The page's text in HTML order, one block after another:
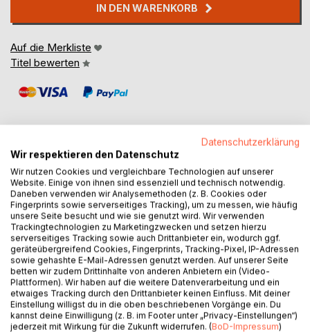
IN DEN WARENKORB
Auf die Merkliste
Titel bewerten
BESCHREIBUNG
Nicht die große Welt des 1.Weltkriegs steht im Brennpunkt.
Es sind Einzelschicksale und -beobachtungen, die unter
der Gegenwart des Krieges im Mittelpunkt stehen, die
individuellen Sorgen und Freuden, die der kleinen Welt des
Dorfes Schwebheim in Mainfranken und die seiner
Menschen. Diesen Krieg sieht man zunächst gar nicht als
Bedrohung. Fast kommt er wie eine Erlösung, wird freudig
begrüßt. Gott steht ja auf unserer Seite und so muß der
Sieg unser sein. "Das Abitur wird mir auf den Buckel
Datenschutzerklärung
Wir respektieren den Datenschutz
Wir nutzen Cookies und vergleichbare Technologien auf unserer
Website. Einige von ihnen sind essenziell und technisch notwendig.
Daneben verwenden wir Analysemethoden (z. B. Cookies oder
Fingerprints sowie serverseitiges Tracking), um zu messen, wie häufig
unsere Seite besucht und wie sie genutzt wird. Wir verwenden
Trackingtechnologien zu Marketingzwecken und setzen hierzu
serverseitiges Tracking sowie auch Drittanbieter ein, wodurch ggf.
geräteübergreifend Cookies, Fingerprints, Tracking-Pixel, IP-Adressen
sowie gehashte E-Mail-Adressen genutzt werden. Auf unserer Seite
betten wir zudem Drittinhalte von anderen Anbietern ein (Video-
Plattformen). Wir haben auf die weitere Datenverarbeitung und ein
etwaiges Tracking durch den Drittanbieter keinen Einfluss. Mit deiner
Einstellung willigst du in die oben beschriebenen Vorgänge ein. Du
kannst deine Einwilligung (z. B. im Footer unter „Privacy-Einstellungen“)
jederzeit mit Wirkung für die Zukunft widerrufen. (BoD-Impressum)